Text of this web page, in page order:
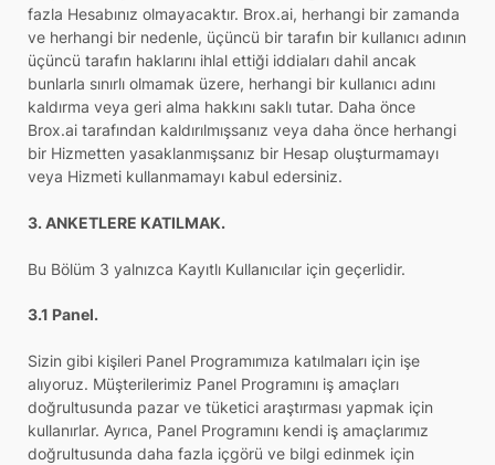
fazla Hesabınız olmayacaktır. Brox.ai, herhangi bir zamanda
ve herhangi bir nedenle, üçüncü bir tarafın bir kullanıcı adının
üçüncü tarafın haklarını ihlal ettiği iddiaları dahil ancak
bunlarla sınırlı olmamak üzere, herhangi bir kullanıcı adını
kaldırma veya geri alma hakkını saklı tutar. Daha önce
Brox.ai tarafından kaldırılmışsanız veya daha önce herhangi
bir Hizmetten yasaklanmışsanız bir Hesap oluşturmamayı
veya Hizmeti kullanmamayı kabul edersiniz.
3. ANKETLERE KATILMAK.
Bu Bölüm 3 yalnızca Kayıtlı Kullanıcılar için geçerlidir.
3.1 Panel.
Sizin gibi kişileri Panel Programımıza katılmaları için işe
alıyoruz. Müşterilerimiz Panel Programını iş amaçları
doğrultusunda pazar ve tüketici araştırması yapmak için
kullanırlar. Ayrıca, Panel Programını kendi iş amaçlarımız
doğrultusunda daha fazla içgörü ve bilgi edinmek için